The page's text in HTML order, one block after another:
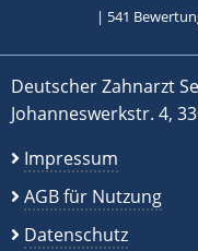
| 541
Deutscher Zahnarzt
Johanneswerkstr. 4,
Impressum
AGB für Nutzung
Datenschutz